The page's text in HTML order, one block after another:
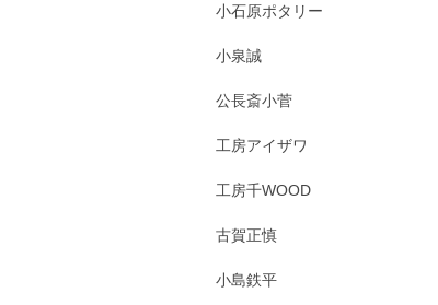
小石原ポタリー
小泉誠
公長斎小菅
工房アイザワ
工房千WOOD
古賀正慎
小島鉄平